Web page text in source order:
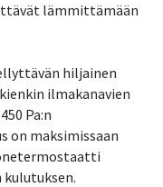
lämmittämään
hiljainen
ilmakanavien
Pa:n
on maksimissaan